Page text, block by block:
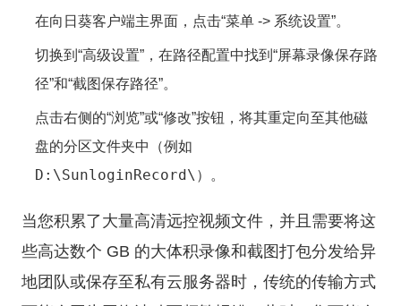
在向日葵客户端主界面，点击“菜单 -> 系统设置”。
切换到“高级设置”，在路径配置中找到“屏幕录像保存路
径”和“截图保存路径”。
点击右侧的“浏览”或“修改”按钮，将其重定向至其他磁
盘的分区文件夹中（例如
D:\SunloginRecord\ ）。
当您积累了大量高清远控视频文件，并且需要将这
些高达数个 GB 的大体积录像和截图打包分发给异
地团队或保存至私有云服务器时，传统的传输方式